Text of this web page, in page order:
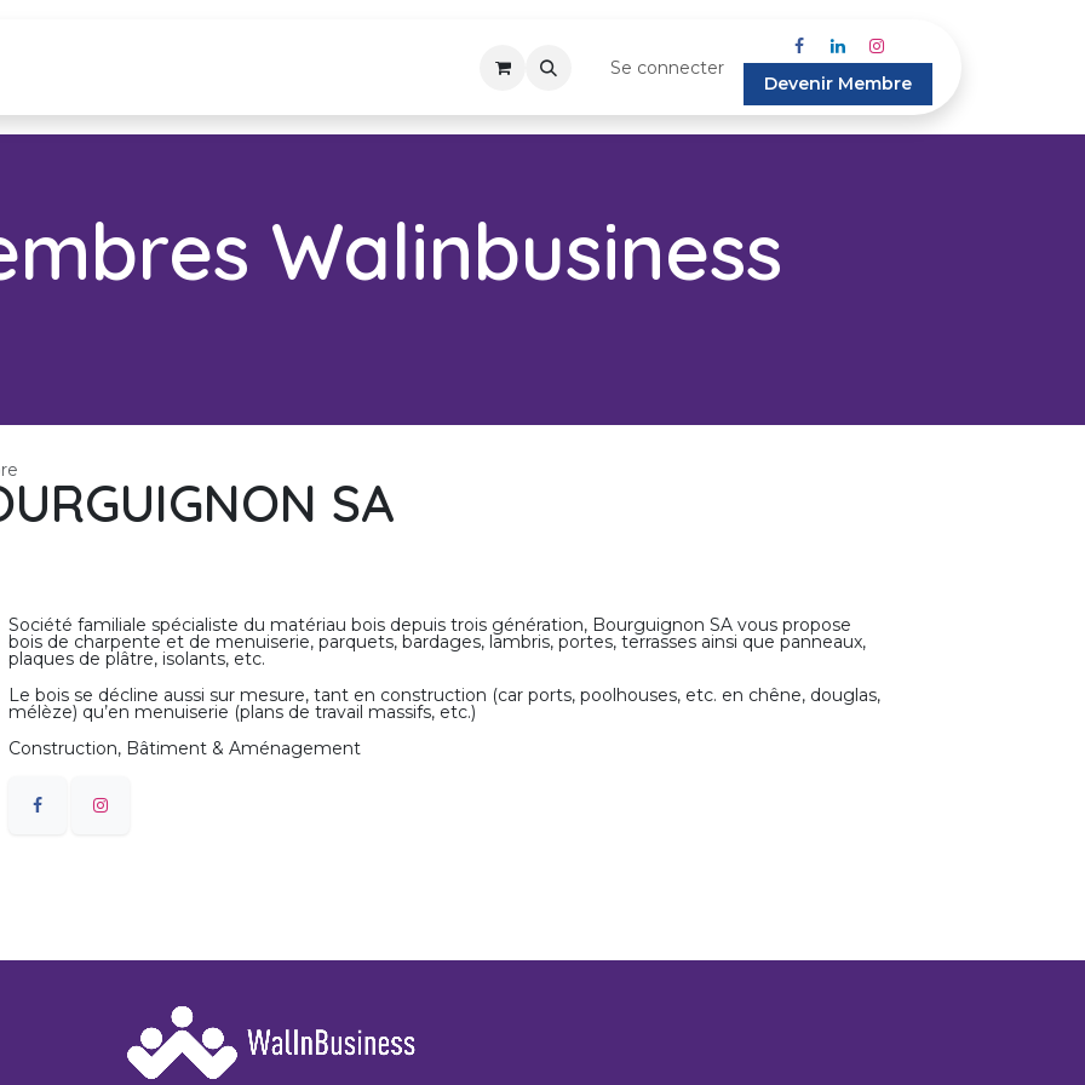
Se connecter
Devenir Membre
Walinbusiness
SA
Société familiale spécialiste du matériau bois depuis trois génération, Bourguignon SA vous propose
bois de charpente et de menuiserie, parquets, bardages, lambris, portes, terrasses ainsi que panneaux,
plaques de plâtre, isolants, etc.
Le bois se décline aussi sur mesure, tant en construction (car ports, poolhouses, etc. en chêne, douglas,
mélèze) qu’en menuiserie (plans de travail massifs, etc.)
Construction, Bâtiment & Aménagement